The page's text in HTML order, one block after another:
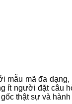
mã đa
ít người đặt câu
thật sự và